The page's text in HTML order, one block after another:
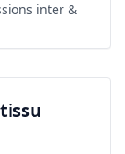
inter &